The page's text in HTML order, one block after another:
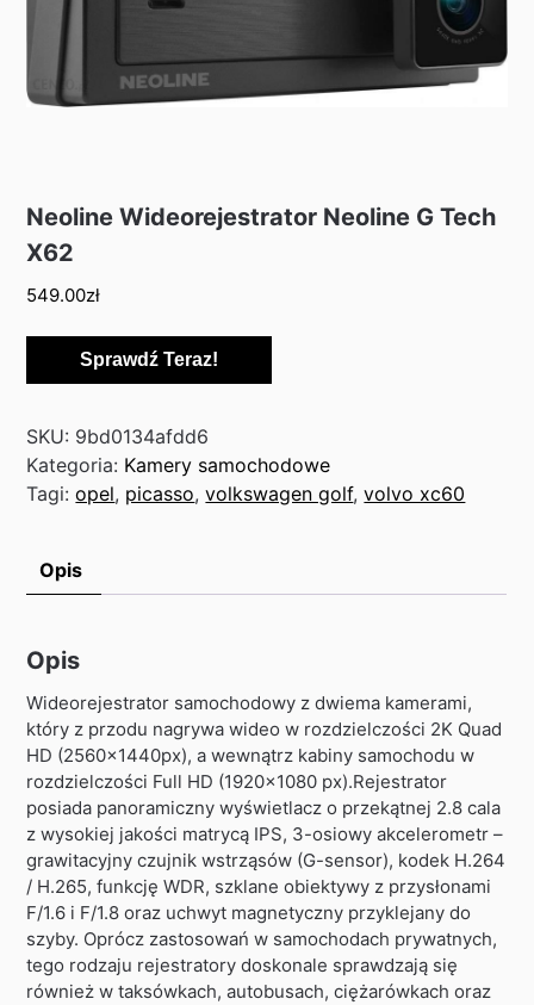
Neoline Wideorejestrator Neoline G Tech
X62
549.00zł
Sprawdź Teraz!
SKU: 9bd0134afdd6
Kategoria: Kamery samochodowe
Tagi:opel, picasso,volkswagen golf,volvo xc60
Opis
Opis
Wideorejestrator samochodowy z dwiema kamerami,
który z przodu nagrywa wideo w rozdzielczości 2K Quad
HD (2560x1440px), a wewnątrz kabiny samochodu w
rozdzielczości Full HD (1920×1080 px).Rejestrator
posiada panoramiczny wyświetlacz o przekątnej 2.8 cala
z wysokiej jakości matrycą IPS, 3-osiowy akcelerometr –
grawitacyjny czujnik wstrząsów (G-sensor), kodek H.264
/ H.265, funkcję WDR, szklane obiektywy z przysłonami
F/1.6 i F/1.8 oraz uchwyt magnetyczny przyklejany do
szyby. Oprócz zastosowań w samochodach prywatnych,
tego rodzaju rejestratory doskonale sprawdzają się
również w taksówkach, autobusach, ciężarówkach oraz